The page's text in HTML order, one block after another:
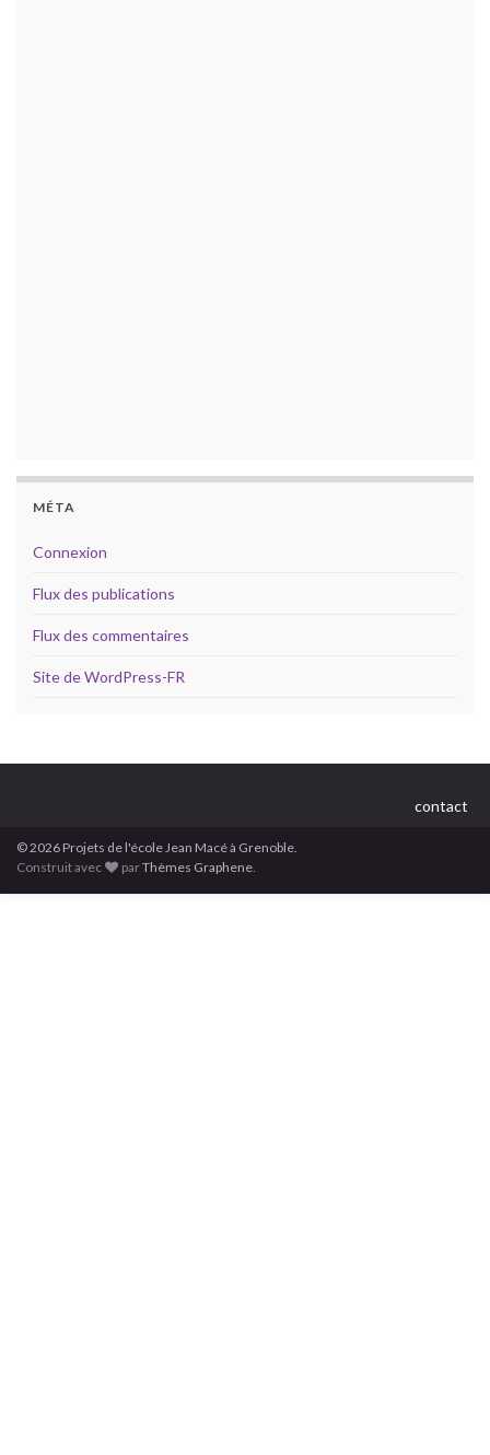
MÉTA
Connexion
Flux des publications
Flux des commentaires
Site de WordPress-FR
contact
© 2026 Projets de l'école Jean Macé à Grenoble.
Construit avec
parThèmes Graphene